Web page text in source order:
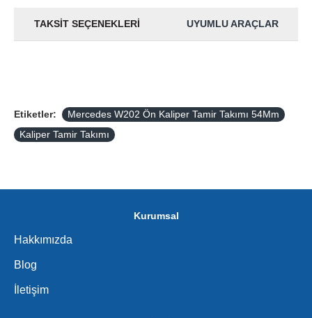
TAKSIT SEÇENEKLERI UYUMLU ARAÇLAR
Etiketler:
Mercedes W202 Ön Kaliper Tamir Takımı 54Mm
Kaliper Tamir Takımı
Kurumsal
Hakkımızda
Blog
İletişim